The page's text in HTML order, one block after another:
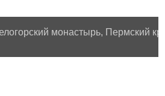
монастырь, Пермский